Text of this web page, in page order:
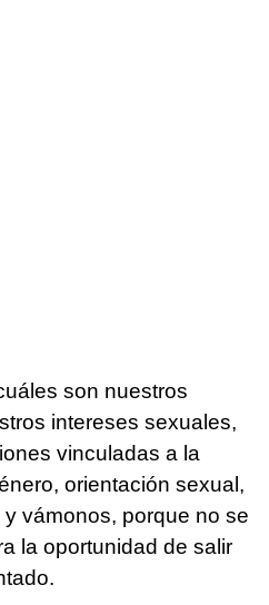
son nuestros
intereses sexuales,
vinculadas a la
orientación sexual,
vámonos, porque no se
la oportunidad de salir